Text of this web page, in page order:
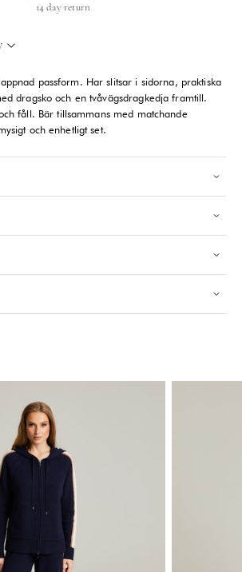
14 day return
out
00130
passform. Har slitsar i sidorna, praktiska
dragsko och en tvåvägsdragkedja framtill.
fåll. Bär tillsammans med matchande
och enhetligt set.